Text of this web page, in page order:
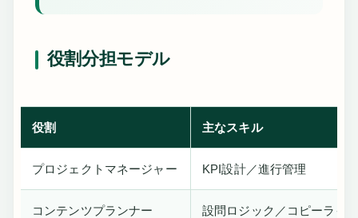
役割分担モデル
役割 主なスキル
プロジェクトマネージャー KPI設計／進行管理
コンテンツプランナー
設問ロジック／コピーライ